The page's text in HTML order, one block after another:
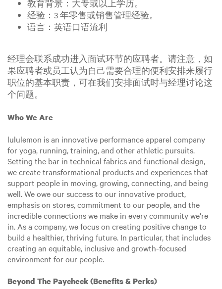
教育背景：大专或以上学历。
经验：3 年零售或销售管理经验。
语言：英语口语流利
经理会联系成功进入面试环节的应聘者。请注意，如
果应聘者或员工认为自己需要合理的便利安排来履行
职位的基本职责，可在我们安排面试时与经理讨论这
个问题。
Who We Are
lululemon is an innovative performance apparel company
for yoga, running, training, and other athletic pursuits.
Setting the bar in technical fabrics and functional design,
we create transformational products and experiences that
support people in moving, growing, connecting, and being
well. We owe our success to our innovative product,
emphasis on stores, commitment to our people, and the
incredible connections we make in every community we're
in. As a company, we focus on creating positive change to
build a healthier, thriving future. In particular, that includes
creating an equitable, inclusive and growth-focused
environment for our people.
Beyond The Paycheck (Benefits & Perks)